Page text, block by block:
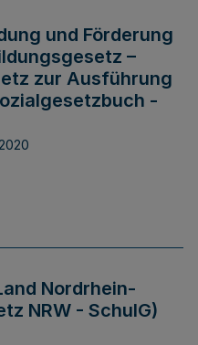
und Förderung
–
zur Ausführung
-
Nordrhein-
NRW - SchulG)